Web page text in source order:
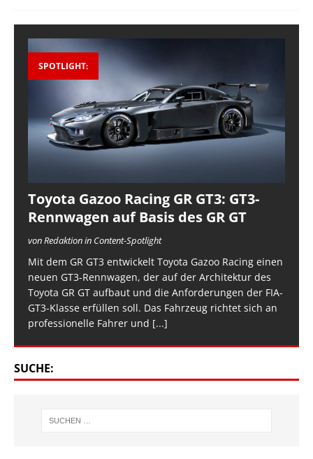
SPOTLIGHT:
Toyota Gazoo Racing GR GT3: GT3-
Rennwagen auf Basis des GR GT
von Redaktion in Content-Spotlight
Mit dem GR GT3 entwickelt Toyota Gazoo Racing einen
neuen GT3-Rennwagen, der auf der Architektur des
Toyota GR GT aufbaut und die Anforderungen der FIA-
GT3-Klasse erfüllen soll. Das Fahrzeug richtet sich an
professionelle Fahrer und [...]
SUCHE: